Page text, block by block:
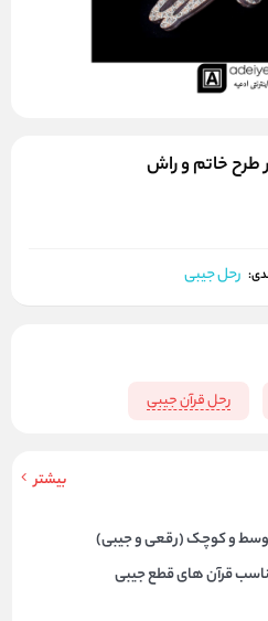
طرح خاتم و راش
رحل جیبی
بیشتر
و کوچک (رقعی و جیبی)
قرآن های قطع جیبی
رحل قرآن جیبی